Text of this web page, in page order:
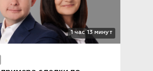
1 час 13 минут